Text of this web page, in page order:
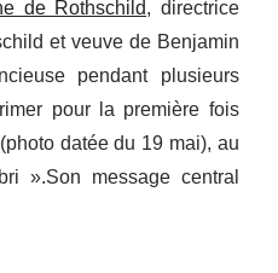
de Rothschild, directrice
et veuve de Benjamin
pendant plusieurs
pour la première fois
datée du 19 mai), au
».Son message central